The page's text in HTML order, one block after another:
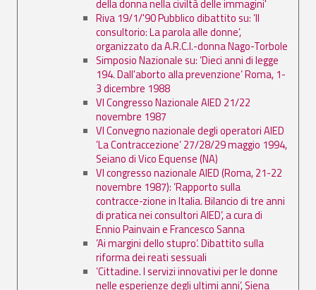
della donna nella civiltà delle immagini'
Riva 19/1/'90 Pubblico dibattito su: ’Il
consultorio: La parola alle donne’,
organizzato da A.R.C.I.-donna Nago-Torbole
Simposio Nazionale su: ’Dieci anni di legge
194. Dall'aborto alla prevenzione’ Roma, 1-
3 dicembre 1988
VI Congresso Nazionale AIED 21/22
novembre 1987
VI Convegno nazionale degli operatori AIED
’La Contraccezione’ 27/28/29 maggio 1994,
Seiano di Vico Equense (NA)
VI congresso nazionale AIED (Roma, 21-22
novembre 1987): ’Rapporto sulla
contracce-zione in Italia. Bilancio di tre anni
di pratica nei consultori AIED’, a cura di
Ennio Painvain e Francesco Sanna
’Ai margini dello stupro’. Dibattito sulla
riforma dei reati sessuali
’Cittadine. I servizi innovativi per le donne
nelle esperienze degli ultimi anni’, Siena